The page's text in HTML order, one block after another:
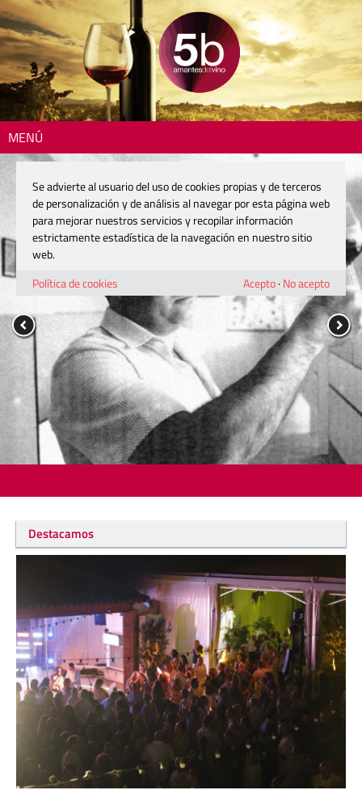
MENÚ
Destacamos
Se advierte al usuario del uso de cookies propias y de terceros
de personalización y de análisis al navegar por esta página web
para mejorar nuestros servicios y recopilar información
estrictamente estadística de la navegación en nuestro sitio
web.
Política de cookies
Acepto· No acepto